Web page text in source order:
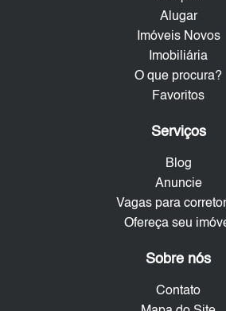
Alugar
Imóveis Novos
Imobiliária
O que procura?
Favoritos
Serviços
Blog
Anuncie
Vagas para
Ofereça seu
Sobre nós
Contato